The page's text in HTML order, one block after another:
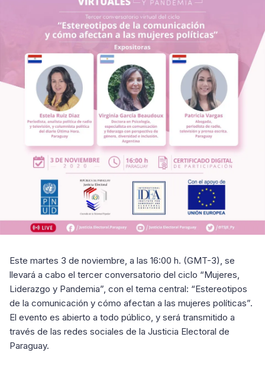
Este martes 3 de noviembre, a las 16:00 h. (GMT-3), se
llevará a cabo el tercer conversatorio del ciclo “Mujeres,
Liderazgo y Pandemia”, con el tema central: “Estereotipos
de la comunicación y cómo afectan a las mujeres políticas”.
El evento es abierto a todo público, y será transmitido a
través de las redes sociales de la Justicia Electoral de
Paraguay.